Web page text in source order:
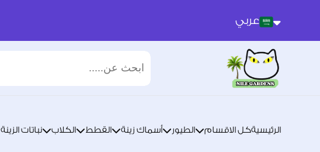
عربي
عربي
انجليزي
الرئيسيةكل الاقسام الطيور أسماك زينة القطط الكلاب نباتات الزينة